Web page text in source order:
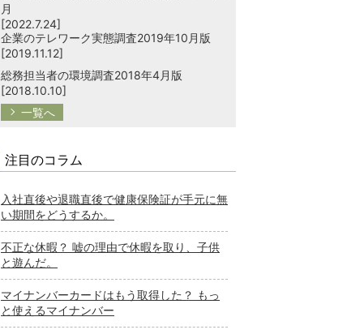
月
[2022.7.24]
企業のテレワーク実態調査2019年10月版
[2019.11.12]
総務担当者の環境調査2018年4月版
[2018.10.10]
一覧へ
注目のコラム
入社直後や退職直後で健康保険証が手元に無
い期間をどうするか。
不正な休暇？ 嘘の理由で休暇を取り、子供
と遊んだ。
マイナンバーカードはもう取得した？ もっ
と使えるマイナンバー